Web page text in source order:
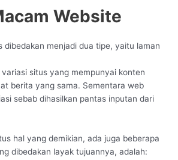
Website
dibedakan menjadi dua tipe, yaitu laman
situs yang mempunyai konten
berita yang sama. Sementara web
sebab dihasilkan pantas inputan dari
hal yang demikian, ada juga beberapa
dibedakan layak tujuannya, adalah: